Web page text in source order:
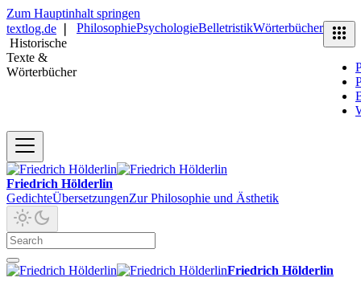
Zum Hauptinhalt springen
textlog.de
Historische
Texte &
Wörterbücher
PhilosophiePsychologieBelletristikWörterbücher
Friedrich Hölderlin
GedichteÜbersetzungenZur Philosophie und Ästhetik
Friedrich Hölderlin